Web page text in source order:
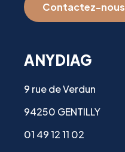
Contactez-nous
ANYDIAG
9 rue de Verdun
94250 GENTILLY
01 49 12 11 02